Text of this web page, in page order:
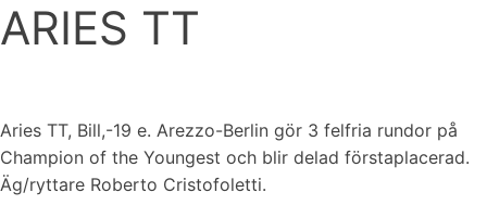
ARIES TT
Aries TT, Bill,-19 e. Arezzo-Berlin gör 3 felfria rundor på
Champion of the Youngest och blir delad förstaplacerad.
Äg/ryttare Roberto Cristofoletti.